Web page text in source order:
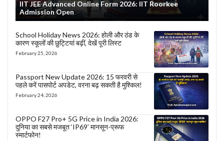
IIT JEE Advanced Online Form 2026: IIT Roorkee
Admission Open
School Holiday News 2026: होली और ठंड के
कारण स्कूलों की छुट्टियां बढ़ीं, देखें पूरी लिस्ट
February 25, 2026
Passport New Update 2026: 15 फरवरी से
पहले करें पासपोर्ट अपडेट, वरना बढ़ सकती है मुश्किल!
February 24, 2026
OPPO F27 Pro+ 5G Price in India 2026:
दुनिया का सबसे मजबूत ‘IP69’ मानसून-प्रूफ
स्मार्टफोन!